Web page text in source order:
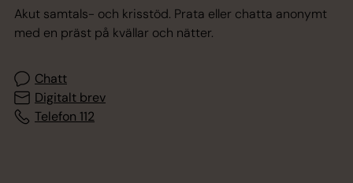
Akut samtals- och krisstöd. Prata eller chatta anonymt
med en präst på kvällar och nätter.
Chatt
Digitalt brev
Telefon 112